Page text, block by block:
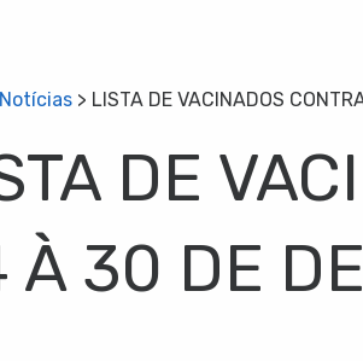
Notícias > LISTA DE VACINADOS
DE
À 30 DE